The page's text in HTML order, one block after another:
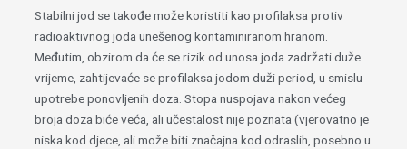
Stabilni jod se takođe može koristiti kao profilaksa protiv
radioaktivnog joda unešenog kontaminiranom hranom.
Međutim, obzirom da će se rizik od unosa joda zadržati duže
vrijeme, zahtijevaće se profilaksa jodom duži period, u smislu
upotrebe ponovljenih doza. Stopa nuspojava nakon većeg
broja doza biće veća, ali učestalost nije poznata (vjerovatno je
niska kod djece, ali može biti značajna kod odraslih, posebno u